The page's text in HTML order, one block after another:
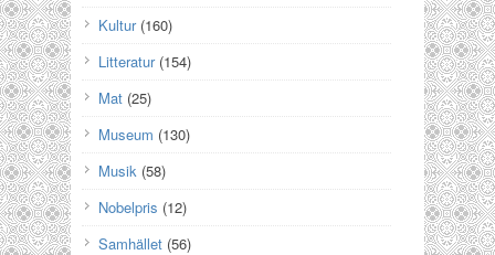
Kultur(160)
Litteratur(154)
Mat (25)
Museum (130)
Musik (58)
Nobelpris (12)
Samhället (56)